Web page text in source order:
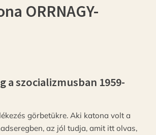
ORRNAGY-
a szocializmusban 1959-
görbetükre. Aki katona volt a
az jól tudja, amit itt olvas,